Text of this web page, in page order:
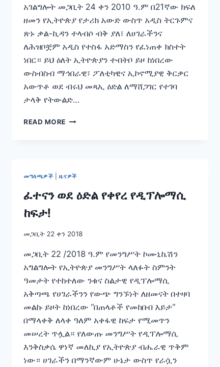
አገልግሎት መጋቢት 24 ቀን 2010 ዓ.ም በ21ኛው ክፍለ
ዘመን የኢትዮጵያ የታሪክ አውድ ውስጥ አዲስ ትርጉምና
ጽኑ ቃል-ኪዳን ተላብሶ ብቅ ያለ፣ ለሀገራችንና
ለሕዝቦቿም አዲስ የተስፋ አድማስን የፈነጠቀ ክስተት
ነበር። ይህ ዕለት ኢትዮጵያን ተብትቦ ይዞ ከነበረው
ውስብስብ ማኅበራዊ፣ ፖለቲካዊና ኢኮኖሚያዊ ቅርቃር
አውጥቶ ወደ ብሩህ መጻኢ ዕድል ለማሸጋገር የተገባ
ታላቅ የትውልድ…
READ MORE ኢትዮጵያ
መግለጫዎች |ዜናዎች
ፈተናን ወደ ዕድል የቀየረ የዲፕሎማሲ
ከፍታ!
መጋቢት 22 ቀን 2018
መጋቢት 22 /2018 ዓ.ም የመንግሥት ኮሙኒኬሽን
አግልግሎት የኢትዮጵያ መንግሥት ላለፉት ስምንት
ዓመታት የተከተለው ንቁና ስልታዊ የዲፕሎማሲ
አቅጣጫ የሀገራችንን የውጭ ግንኙነት ለዘመናት በተዛባ
መልኩ ይዞት ከነበረው “በጠላቶች የመከበብ እይታ”
በማላቀቅ ለላቀ ዓለም አቀፋዊ ከፍታ የሚመጥን
መሠረት ጥሏል። የለውጡ መንግሥት የዲፕሎማሲ
እንቅስቃሴ ዋነኛ መለኪያ የኢትዮጵያ ብሔራዊ ጥቅም
ነው። ሀገራችን በማንኛውም ሁኔታ ውስጥ የራሷን